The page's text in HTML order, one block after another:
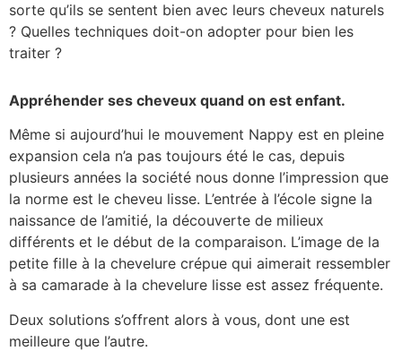
sorte qu’ils se sentent bien avec leurs cheveux naturels
? Quelles techniques doit-on adopter pour bien les
traiter ?
Appréhender ses cheveux quand on est enfant.
Même si aujourd’hui le mouvement Nappy est en pleine
expansion cela n’a pas toujours été le cas, depuis
plusieurs années la société nous donne l’impression que
la norme est le cheveu lisse. L’entrée à l’école signe la
naissance de l’amitié, la découverte de milieux
différents et le début de la comparaison. L’image de la
petite fille à la chevelure crépue qui aimerait ressembler
à sa camarade à la chevelure lisse est assez fréquente.
Deux solutions s’offrent alors à vous, dont une est
meilleure que l’autre.